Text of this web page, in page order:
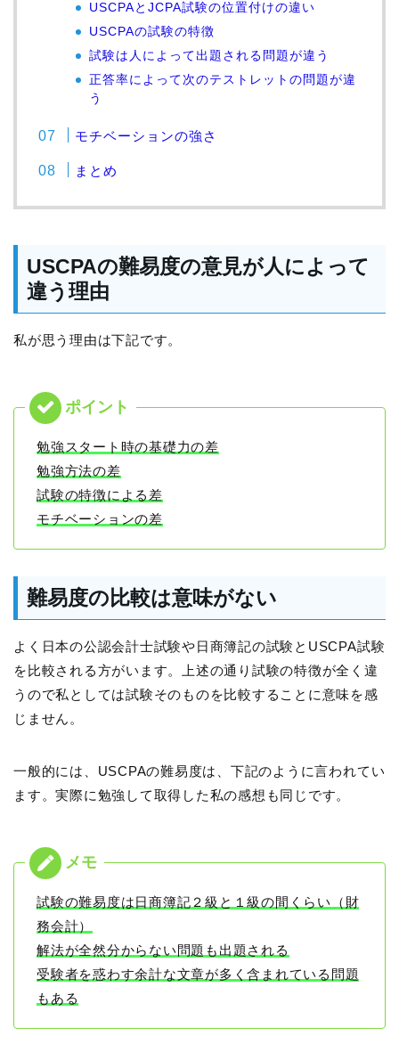
USCPAとJCPA試験の位置付けの違い
USCPAの試験の特徴
試験は人によって出題される問題が違う
正答率によって次のテストレットの問題が違
う
モチベーションの強さ
まとめ
USCPAの難易度の意見が人によって
違う理由
私が思う理由は下記です。
勉強スタート時の基礎力の差
勉強方法の差
試験の特徴による差
モチベーションの差
難易度の比較は意味がない
よく日本の公認会計士試験や日商簿記の試験とUSCPA試験
を比較される方がいます。上述の通り試験の特徴が全く違
うので私としては試験そのものを比較することに意味を感
じません。
一般的には、USCPAの難易度は、下記のように言われてい
ます。実際に勉強して取得した私の感想も同じです。
試験の難易度は日商簿記２級と１級の間くらい（財
務会計）
解法が全然分からない問題も出題される
受験者を惑わす余計な文章が多く含まれている問題
もある